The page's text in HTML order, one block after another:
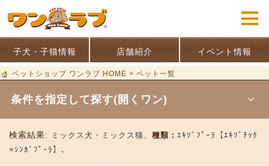
子犬・子猫情報 店舗紹介 イベント情報
ペットショップ ワンラブ HOME > ペット一覧
条件を指定して探す(開くワン)
検索結果: ミックス犬・ミックス猫、 種類： ｴｷｿﾞﾌﾟｰﾗ【ｴｷｿﾞﾁｯｸ
×ｼﾝｶﾞﾌﾟｰﾗ】、